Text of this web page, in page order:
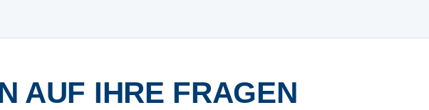
AUF IHRE FRAGEN